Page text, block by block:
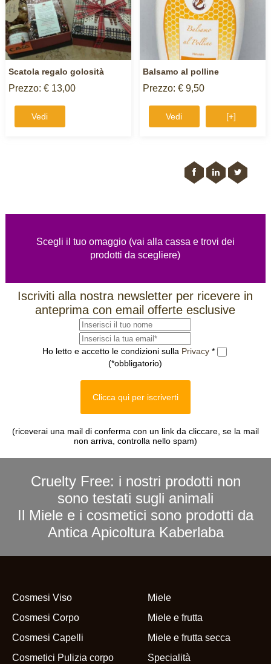
Scatola regalo golosità
Prezzo: € 13,00
Vedi
Balsamo al polline
Prezzo: € 9,50
Vedi [+]
Scegli il tuo omaggio (vai alla cassa e trovi dei
prodotti da scegliere)
Iscriviti alla nostra newsletter per ricevere in
anteprima con email offerte esclusive
Ho letto e accetto le condizioni sulla Privacy *
(*obbligatorio)
Clicca qui per iscriverti
(riceverai una mail di conferma con un link da cliccare, se la mail
non arriva, controlla nello spam)
Cruelty Free: i nostri prodotti non
sono testati sugli animali
Il Miele e i cosmetici sono prodotti da
Antica Apicoltura Kaberlaba
Cosmesi Viso
Cosmesi Corpo
Cosmesi Capelli
Cosmetici Pulizia corpo
Miele
Miele e frutta
Miele e frutta secca
Specialità